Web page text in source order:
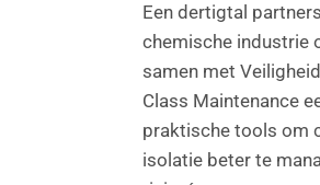
Een dertigtal
chemische industrie
samen met
Class Maintenance
praktische tools om
isolatie beter te